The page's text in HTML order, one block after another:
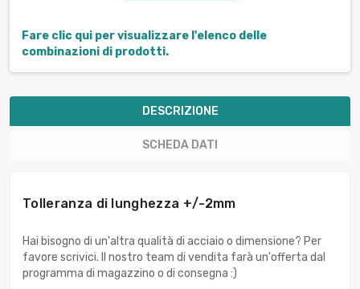
Fare clic qui per visualizzare l'elenco delle
combinazioni di prodotti.
DESCRIZIONE
SCHEDA DATI
Tolleranza di lunghezza +/-2mm
Hai bisogno di un'altra qualità di acciaio o dimensione? Per
favore scrivici. Il nostro team di vendita farà un'offerta dal
programma di magazzino o di consegna :)